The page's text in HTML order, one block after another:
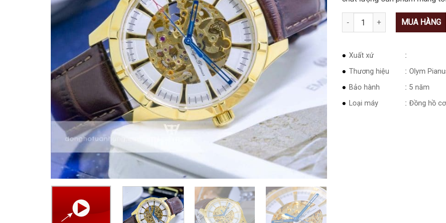
Số lượng MUA HÀNG
Xuất xứ
Thương hiệu
Olym
Bảo hành
5 năm
Loại máy
Đồng hồ